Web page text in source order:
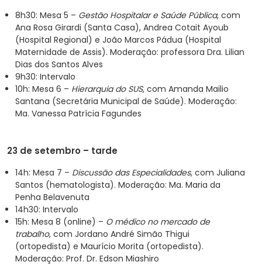
8h30: Mesa 5 – Gestão Hospitalar e Saúde Pública, com
Ana Rosa Girardi (Santa Casa), Andrea Cotait Ayoub
(Hospital Regional) e João Marcos Pádua (Hospital
Maternidade de Assis). Moderação: professora Dra. Lilian
Dias dos Santos Alves
9h30: Intervalo
10h: Mesa 6 – Hierarquia do SUS, com Amanda Mailio
Santana (Secretária Municipal de Saúde). Moderação:
Ma. Vanessa Patrícia Fagundes
23 de setembro – tarde
14h: Mesa 7 – Discussão das Especialidades, com Juliana
Santos (hematologista). Moderação: Ma. Maria da
Penha Belavenuta
14h30: Intervalo
15h: Mesa 8 (online) – O médico no mercado de
trabalho, com Jordano André Simão Thigui
(ortopedista) e Maurício Morita (ortopedista).
Moderação: Prof. Dr. Edson Miashiro